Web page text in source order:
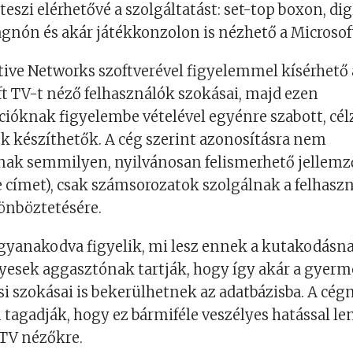
elérhetővé a szolgáltatást: set-top boxon,
és akár játékkonzolon is nézhető a
Networks szoftverével figyelemmel kísérhető
TV-t néző felhasználók szokásai, majd ezen
figyelembe vételével egyénre szabott,
készíthetők. A cég szerint azonosításra nem
semmilyen, nyilvánosan felismerhető
címet), csak számsorozatok szolgálnak a
figyelik, mi lesz ennek a
aggasztónak tartják, hogy így akár a
szokásai is bekerülhetnek az adatbázisba. A
tagadják, hogy ez bármiféle veszélyes hatással
nézőkre.